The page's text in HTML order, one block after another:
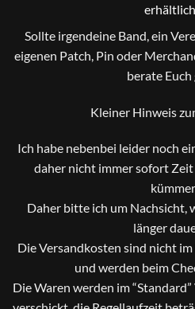
Sollte irgendeine Band, ein
eigenen Patch, Pin oder
berate Euch
Kleiner Hinweis
Ich habe nebenbei leider noch
daher nicht immer sofort Zeit
Daher bitte ich um Nachsicht,
länger
Die Versandkosten sind nicht
und werden beim
Die Waren werden im